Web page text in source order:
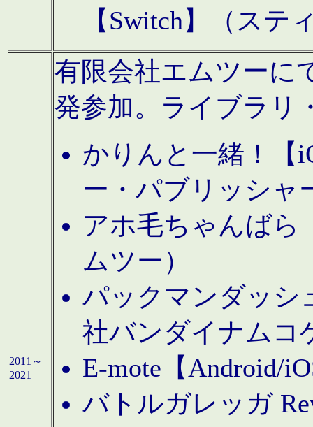
【Switch】（ステ
2011～
2021
有限会社エムツーに
発参加。ライブラリ
かりんと一緒！【
ー・パブリッシャ
アホ毛ちゃんばら
ムツー）
パックマンダッシ
社バンダイナムコ
E-mote【Android/
バトルガレッガ